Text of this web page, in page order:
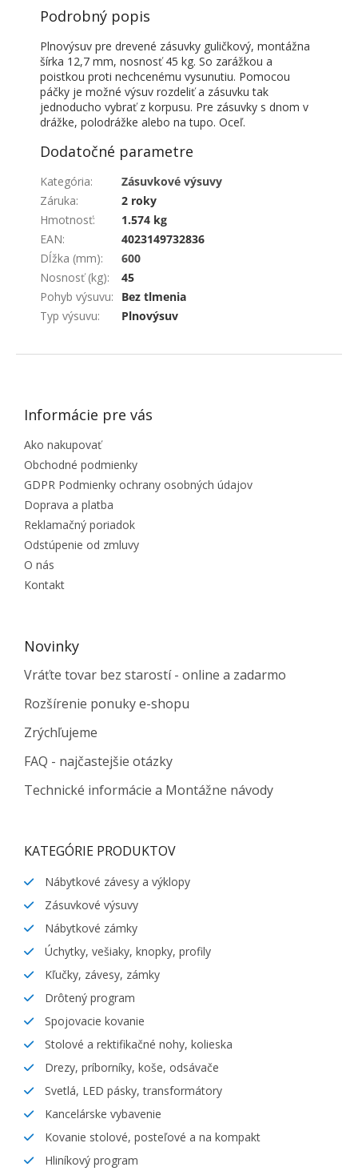
Podrobný popis
Plnovýsuv pre drevené zásuvky guličkový, montážna
šírka 12,7 mm, nosnosť 45 kg. So zarážkou a
poistkou proti nechcenému vysunutiu. Pomocou
páčky je možné výsuv rozdeliť a zásuvku tak
jednoducho vybrať z korpusu. Pre zásuvky s dnom v
drážke, polodrážke alebo na tupo. Oceľ.
Dodatočné parametre
Kategória:
Zásuvkové výsuvy
Záruka:
2 roky
Hmotnosť:
1.574 kg
EAN:
4023149732836
Dĺžka (mm):
600
Nosnosť (kg):
45
Pohyb výsuvu:
Bez tlmenia
Typ výsuvu: Plnovýsuv
ZÁPÄTIE
Informácie pre vás
Ako nakupovať
Obchodné podmienky
GDPR Podmienky ochrany osobných údajov
Doprava a platba
Reklamačný poriadok
Odstúpenie od zmluvy
O nás
Kontakt
Novinky
Vráťte tovar bez starostí - online a zadarmo
Rozšírenie ponuky e-shopu
Zrýchľujeme
FAQ - najčastejšie otázky
Technické informácie a Montážne návody
KATEGÓRIE PRODUKTOV
Nábytkové závesy a výklopy
Zásuvkové výsuvy
Nábytkové zámky
Úchytky, vešiaky, knopky, profily
Kľučky, závesy, zámky
Drôtený program
Spojovacie kovanie
Stolové a rektifikačné nohy, kolieska
Drezy, príborníky, koše, odsávače
Svetlá, LED pásky, transformátory
Kancelárske vybavenie
Kovanie stolové, posteľové a na kompakt
Hliníkový program